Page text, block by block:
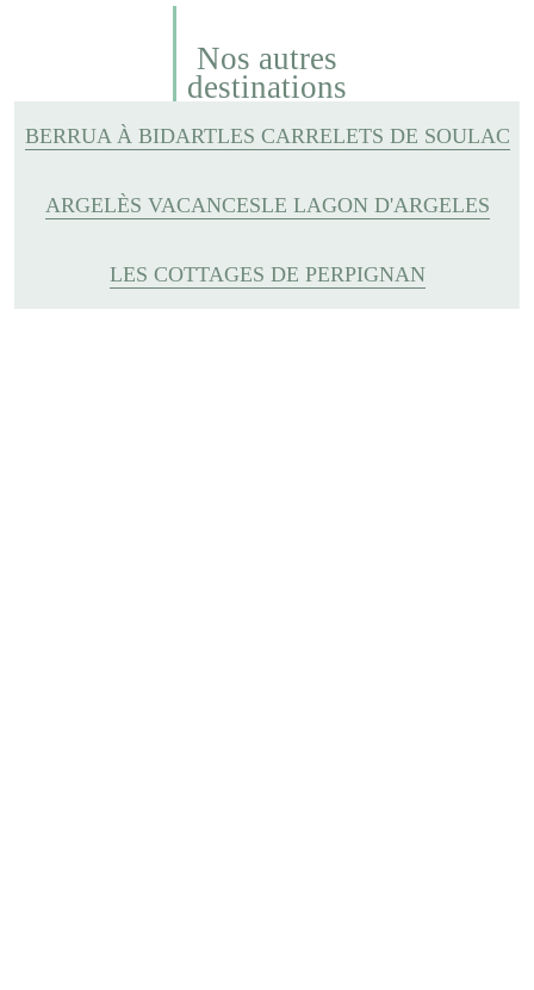
Nos autres
destinations
BERRUA À BIDARTLES CARRELETS DE SOULAC
ARGELÈS VACANCESLE LAGON D'ARGELES
LES COTTAGES DE PERPIGNAN